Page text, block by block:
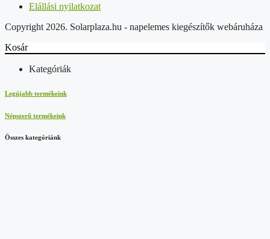
Elállási nyilatkozat
Copyright 2026. Solarplaza.hu - napelemes kiegészítők webáruháza
Kosár
Kategóriák
Legújabb termékeink
Népszerű termékeink
Összes kategóriánk